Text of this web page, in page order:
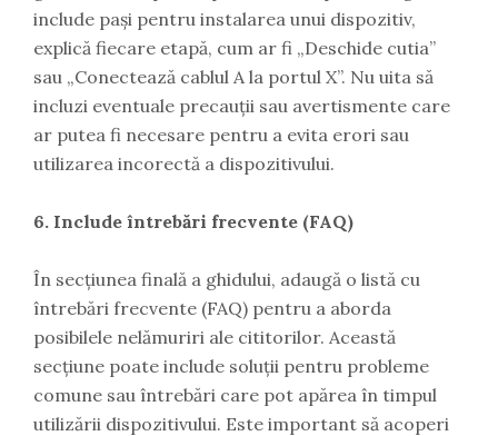
include pași pentru instalarea unui dispozitiv,
explică fiecare etapă, cum ar fi „Deschide cutia”
sau „Conectează cablul A la portul X”. Nu uita să
incluzi eventuale precauții sau avertismente care
ar putea fi necesare pentru a evita erori sau
utilizarea incorectă a dispozitivului.
6. Include întrebări frecvente (FAQ)
În secțiunea finală a ghidului, adaugă o listă cu
întrebări frecvente (FAQ) pentru a aborda
posibilele nelămuriri ale cititorilor. Această
secțiune poate include soluții pentru probleme
comune sau întrebări care pot apărea în timpul
utilizării dispozitivului. Este important să acoperi